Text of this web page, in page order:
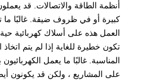
أنظمة الطاقة والاتصالات. قد
كبيرة أو في ظروف ضيقة. غالبًا ما
العمل هذه على أسلاك كهربائية
تكون خطيرة للغاية إذا لم يتم اتخاذ
المناسبة. غالبًا ما يعمل
على المشاريع ، ولكن قد يكونون